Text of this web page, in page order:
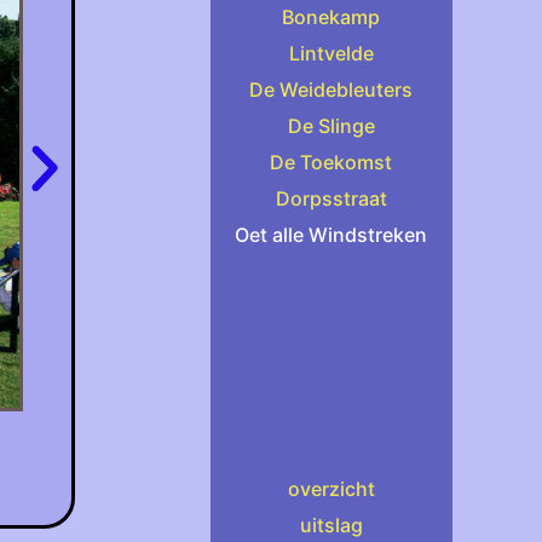
Bonekamp
Lintvelde
De Weidebleuters
De Slinge
De Toekomst
Dorpsstraat
Oet alle Windstreken
overzicht
uitslag